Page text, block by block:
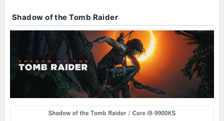
Shadow of the Tomb Raider